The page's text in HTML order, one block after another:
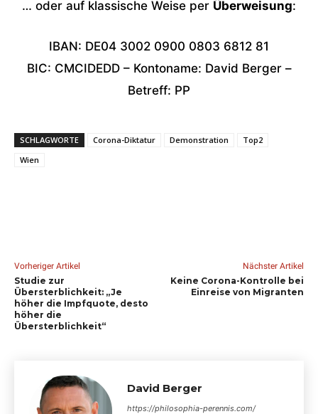
… oder auf klassische Weise per Überweisung:
IBAN: DE04 3002 0900 0803 6812 81
BIC: CMCIDEDD – Kontoname: David Berger –
Betreff: PP
SCHLAGWORTE Corona-Diktatur Demonstration
Top2
Wien
Vorheriger Artikel
Studie zur
Übersterblichkeit: „Je
höher die Impfquote, desto
höher die
Übersterblichkeit“
Nächster Artikel
Keine Corona-Kontrolle bei
Einreise von Migranten
David Berger
https://philosophia-perennis.com/